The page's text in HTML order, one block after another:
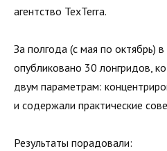
агентство TexTerra.
За полгода (с мая по октябрь)
опубликовано 30 лонгридов,
двум параметрам:
и содержали практические
Результаты порадовали: